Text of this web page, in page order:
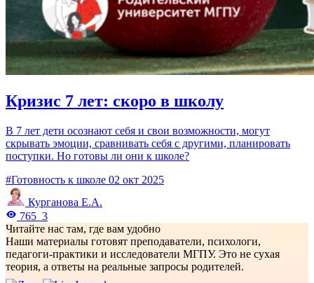
Кризис 7 лет: скоро в школу
В 7 лет дети осознают себя и свои возможности, могут
скрывать эмоции, сравнивать себя с другими, планировать
поступки. Но готовы ли они к школе?
#Готовность к школе 02 окт 2025
Курганова Е.А.
765 3
Читайте нас там, где вам удобно
Наши материалы готовят преподаватели, психологи,
педагоги-практики и исследователи МГПУ. Это не сухая
теория, а ответы на реальные запросы родителей.